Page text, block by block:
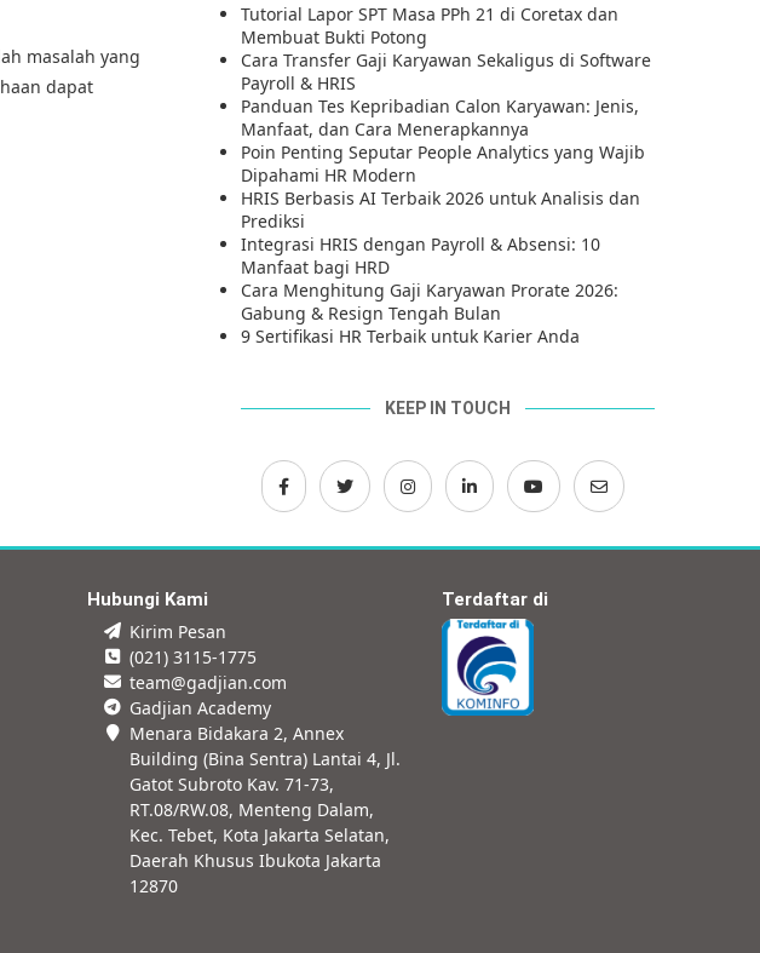
masalah yang
dapat
Tutorial Lapor SPT Masa PPh 21 di Coretax dan
Membuat Bukti Potong
Cara Transfer Gaji Karyawan Sekaligus di Software
Payroll & HRIS
Panduan Tes Kepribadian Calon Karyawan: Jenis,
Manfaat, dan Cara Menerapkannya
Poin Penting Seputar People Analytics yang Wajib
Dipahami HR Modern
HRIS Berbasis AI Terbaik 2026 untuk Analisis dan
Prediksi
Integrasi HRIS dengan Payroll & Absensi: 10
Manfaat bagi HRD
Cara Menghitung Gaji Karyawan Prorate 2026:
Gabung & Resign Tengah Bulan
9 Sertifikasi HR Terbaik untuk Karier Anda
KEEP IN TOUCH
Hubungi Kami
Kirim Pesan
(021) 3115-1775
team@gadjian.com
Gadjian Academy
Menara Bidakara 2, Annex
Building (Bina Sentra) Lantai 4, Jl.
Gatot Subroto Kav. 71-73,
RT.08/RW.08, Menteng Dalam,
Kec. Tebet, Kota Jakarta Selatan,
Daerah Khusus Ibukota Jakarta
12870
Terdaftar di